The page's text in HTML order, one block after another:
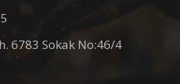
6783 Sokak No:46/4